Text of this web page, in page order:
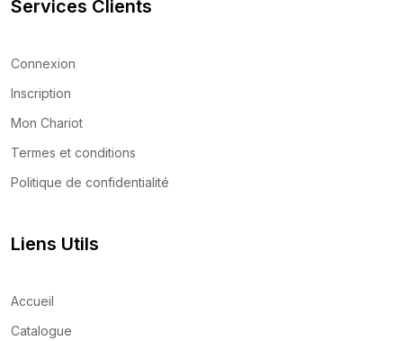
Services Clients
Connexion
Inscription
Mon Chariot
Termes et conditions
Politique de confidentialité
Liens Utils
Accueil
Catalogue